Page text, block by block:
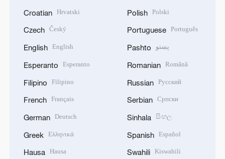
Croatian Hrvatski
Czech Český
English English
Esperanto Esperanto
Filipino Filipino
French Français
German Deutsch
Greek Ελληνικά
Hausa Hausa
Polish Polski
Portuguese Português
Pashto پښتو
Romanian Română
Russian Русский
Serbian Српски
Sinhala සිංහල
Spanish Español
Swahili Kiswahili